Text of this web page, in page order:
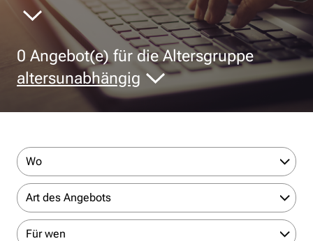
0 Angebot(e) für die Altersgruppe
altersunabhängig
Wo
Art des Angebots
Für wen